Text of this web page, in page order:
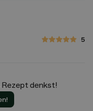
5
5 von 5 Sternen
Rezept denkst!